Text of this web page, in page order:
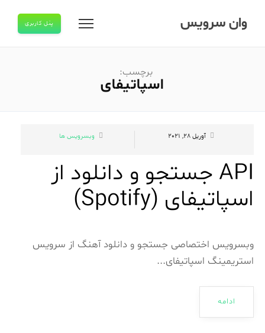
وان سرویس پنل کاربری
برچسب:
اسپاتیفای
آوریل 28, 2021 وبسرویس ها
API جستجو و دانلود از
اسپاتیفای (Spotify)
وبسرویس اختصاصی جستجو و دانلود آهنگ از سرویس
استریمینگ اسپاتیفای...
ادامه